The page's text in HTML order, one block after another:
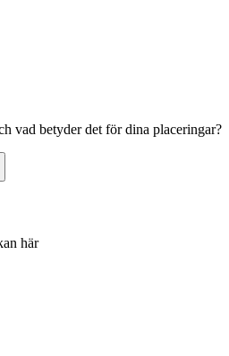
vad betyder det för dina placeringar?
här